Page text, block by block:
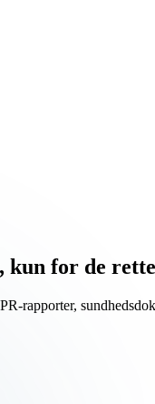
for de
rapporter,